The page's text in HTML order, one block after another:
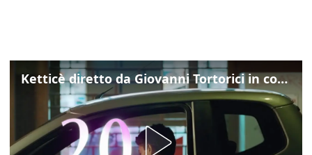
Ketticè diretto da Giovanni Tortorici in concorso al Locarno Film Festival